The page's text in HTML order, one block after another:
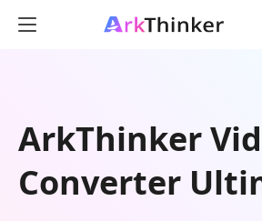
ArkThinker
Converter